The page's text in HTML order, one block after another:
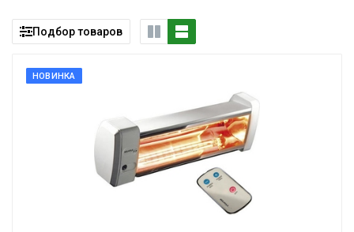
Подбор товаров
НОВИНКА